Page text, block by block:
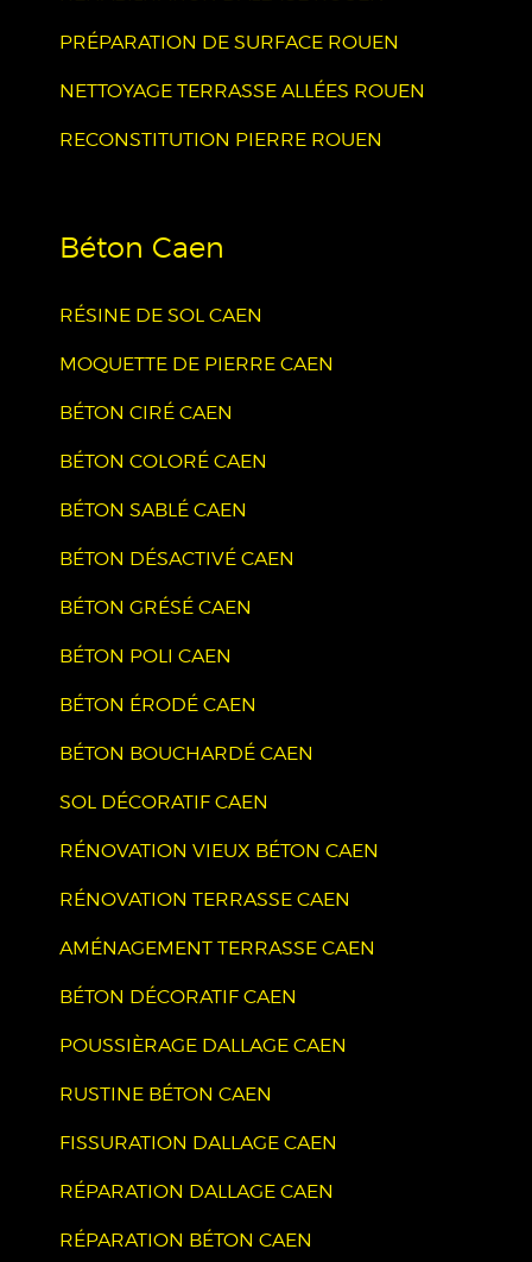
PRÉPARATION DE SURFACE ROUEN
NETTOYAGE TERRASSE ALLÉES ROUEN
RECONSTITUTION PIERRE ROUEN
Béton Caen
RÉSINE DE SOL CAEN
MOQUETTE DE PIERRE CAEN
BÉTON CIRÉ CAEN
BÉTON COLORÉ CAEN
BÉTON SABLÉ CAEN
BÉTON DÉSACTIVÉ CAEN
BÉTON GRÉSÉ CAEN
BÉTON POLI CAEN
BÉTON ÉRODÉ CAEN
BÉTON BOUCHARDÉ CAEN
SOL DÉCORATIF CAEN
RÉNOVATION VIEUX BÉTON CAEN
RÉNOVATION TERRASSE CAEN
AMÉNAGEMENT TERRASSE CAEN
BÉTON DÉCORATIF CAEN
POUSSIÈRAGE DALLAGE CAEN
RUSTINE BÉTON CAEN
FISSURATION DALLAGE CAEN
RÉPARATION DALLAGE CAEN
RÉPARATION BÉTON CAEN